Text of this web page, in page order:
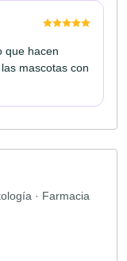
que hacen
mascotas con
· Farmacia